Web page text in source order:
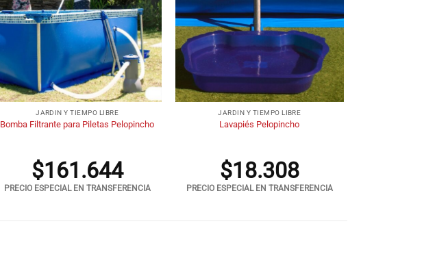
+
JARDIN Y TIEMPO LIBRE
Bomba Filtrante para Piletas Pelopincho
$161.644
PRECIO ESPECIAL EN TRANSFERENCIA
+
JARDIN Y TIEMPO LIBRE
Lavapiés Pelopincho
$18.308
PRECIO ESPECIAL EN TRANSFERENCIA